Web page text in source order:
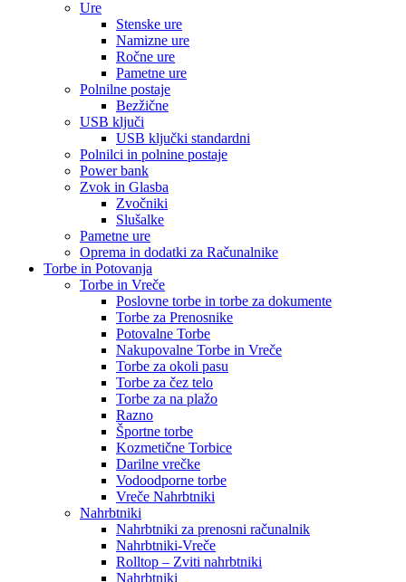
Ure
Stenske ure
Namizne ure
Ročne ure
Pametne ure
Polnilne postaje
Bezžične
USB ključi
USB ključki standardni
Polnilci in polnine postaje
Power bank
Zvok in Glasba
Zvočniki
Slušalke
Pametne ure
Oprema in dodatki za Računalnike
Torbe in Potovanja
Torbe in Vreče
Poslovne torbe in torbe za dokumente
Torbe za Prenosnike
Potovalne Torbe
Nakupovalne Torbe in Vreče
Torbe za okoli pasu
Torbe za čez telo
Torbe za na plažo
Razno
Športne torbe
Kozmetične Torbice
Darilne vrečke
Vodoodporne torbe
Vreče Nahrbtniki
Nahrbtniki
Nahrbtniki za prenosni računalnik
Nahrbtniki-Vreče
Rolltop – Zviti nahrbtniki
Nahrbtniki